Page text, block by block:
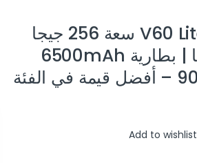
فيفوV60 Lite 4G سعة 256 جيجا
رام 4 جيجا | بطارية 6500mAh
وشحن 90W – أفضل قيمة في الفئة
Add to wishlist